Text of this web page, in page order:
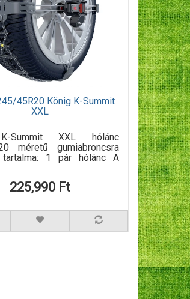
45R20 König K-Summit
XXL
Summit XXL hólánc
méretű gumiabroncsra
tartalma: 1 pár hólánc A
225,990 Ft